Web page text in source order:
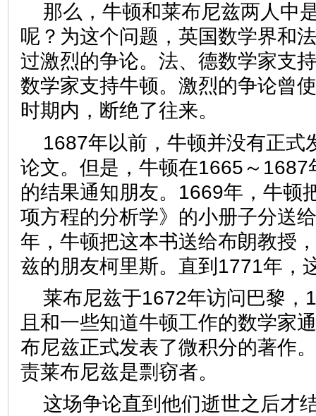
那么，牛顿和莱布尼兹两人中
呢？为这个问题，英国数学界和
过激烈的争论。法、德数学家支
数学家支持牛顿。激烈的争论曾
时期内，断绝了往来。
1687年以前，牛顿并没有正式
论文。但是，牛顿在1665～1687
的结果通知朋友。1669年，牛顿
项方程的分析学》的小册子分送
年，牛顿把这本书送给布朗教授
兹的朋友柯里斯。直到1771年，
莱布尼兹于1672年访问巴黎，
且和一些知道牛顿工作的数学家
布尼兹正式发表了微积分的著作
责莱布尼兹是剽窃者。
这场争论直到他们逝世之后才